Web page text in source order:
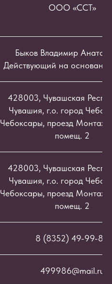
ООО «ССТ»
Быков Владимир
Действующий на
428003, Чувашская
Чувашия, г.о. город
Чебоксары, проезд
помещ. 2
428003, Чувашская
Чувашия, г.о. город
Чебоксары, проезд
помещ. 2
8 (8352) 49-99-86
499986@mail.ru